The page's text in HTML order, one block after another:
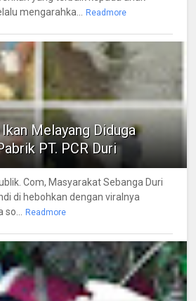
mengarahka...
Readmore
Melayang Diduga
PT. PCR Duri
Com, Masyarakat Sebanga Duri
di hebohkan dengan viralnya
Readmore